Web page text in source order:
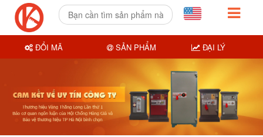
ĐỔI MÃ SẢN PHẨM ĐẠI LÝ